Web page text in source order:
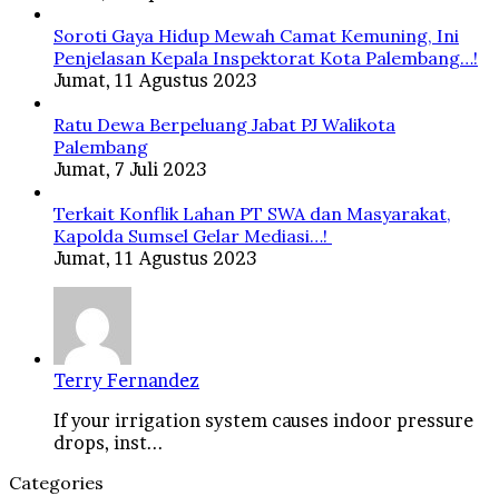
Soroti Gaya Hidup Mewah Camat Kemuning, Ini
Penjelasan Kepala Inspektorat Kota Palembang…!
Jumat, 11 Agustus 2023
Ratu Dewa Berpeluang Jabat PJ Walikota
Palembang
Jumat, 7 Juli 2023
Terkait Konflik Lahan PT SWA dan Masyarakat,
Kapolda Sumsel Gelar Mediasi…!
Jumat, 11 Agustus 2023
Terry Fernandez
If your irrigation system causes indoor pressure
drops, inst...
Categories